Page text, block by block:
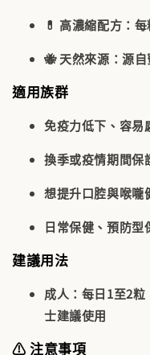
💊 高濃縮配方 ：
🐝天然來源 ：源
適用族群
免疫力低下、容易
換季或疫情期間保
想提升口腔與喉嚨
日常保健、預防型
建議用法
成人 ：每日1至2
士建議使用
⚠️ 注意事項